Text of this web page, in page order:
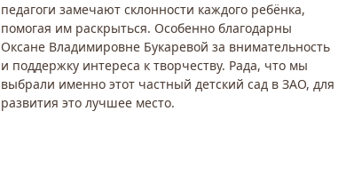
педагоги замечают склонности каждого ребёнка,
помогая им раскрыться. Особенно благодарны
Оксане Владимировне Букаревой за внимательность
и поддержку интереса к творчеству. Рада, что мы
выбрали именно этот частный детский сад в ЗАО, для
развития это лучшее место.